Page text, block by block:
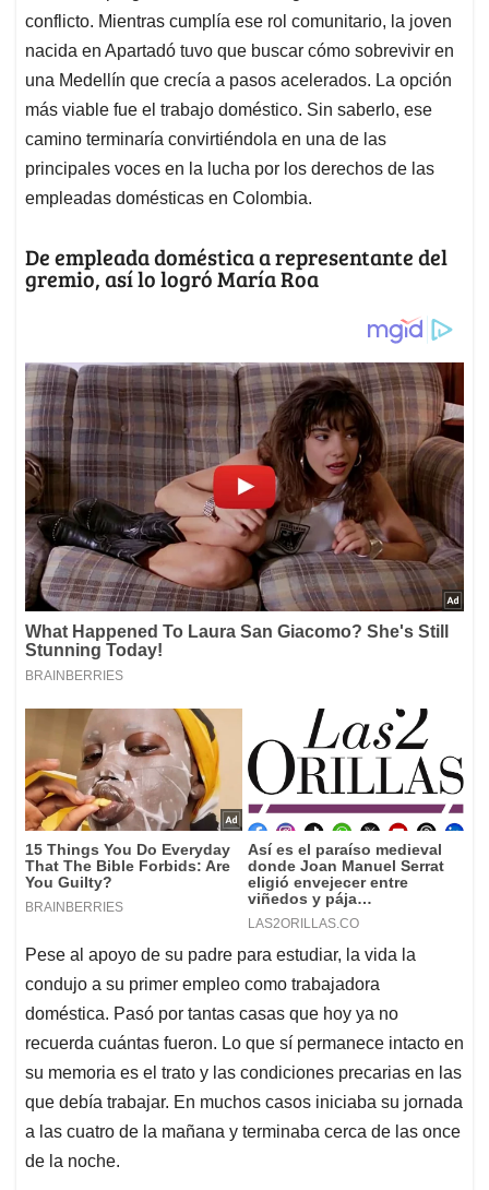
conflicto. Mientras cumplía ese rol comunitario, la joven
nacida en Apartadó tuvo que buscar cómo sobrevivir en
una Medellín que crecía a pasos acelerados. La opción
más viable fue el trabajo doméstico. Sin saberlo, ese
camino terminaría convirtiéndola en una de las
principales voces en la lucha por los derechos de las
empleadas domésticas en Colombia.
De empleada doméstica a representante del
gremio, así lo logró María Roa
Pese al apoyo de su padre para estudiar, la vida la
condujo a su primer empleo como trabajadora
doméstica. Pasó por tantas casas que hoy ya no
recuerda cuántas fueron. Lo que sí permanece intacto en
su memoria es el trato y las condiciones precarias en las
que debía trabajar. En muchos casos iniciaba su jornada
a las cuatro de la mañana y terminaba cerca de las once
de la noche.